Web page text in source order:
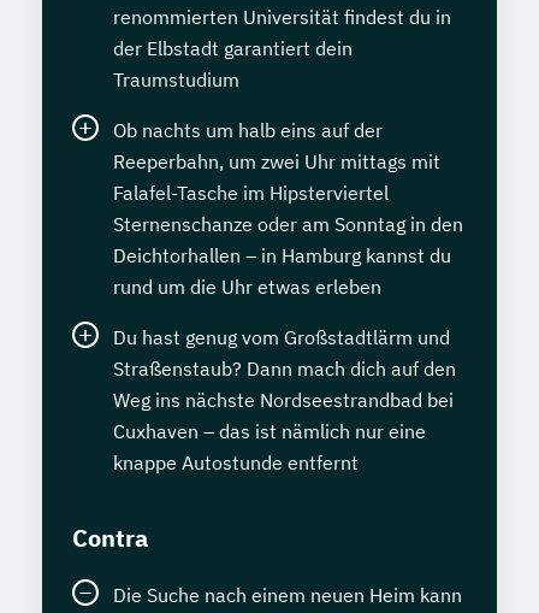
renommierten Universität findest du in
der Elbstadt garantiert dein
Traumstudium
Ob nachts um halb eins auf der
Reeperbahn, um zwei Uhr mittags mit
Falafel-Tasche im Hipsterviertel
Sternenschanze oder am Sonntag in den
Deichtorhallen – in Hamburg kannst du
rund um die Uhr etwas erleben
Du hast genug vom Großstadtlärm und
Straßenstaub? Dann mach dich auf den
Weg ins nächste Nordseestrandbad bei
Cuxhaven – das ist nämlich nur eine
knappe Autostunde entfernt
Contra
Die Suche nach einem neuen Heim kann